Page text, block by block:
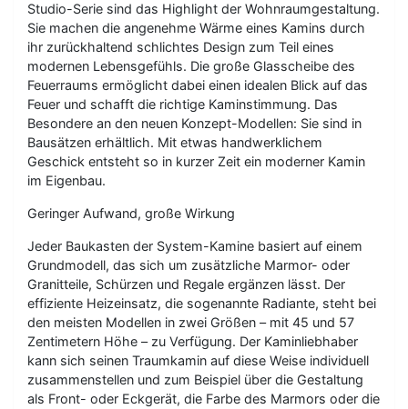
Studio-Serie sind das Highlight der Wohnraumgestaltung.
Sie machen die angenehme Wärme eines Kamins durch
ihr zurückhaltend schlichtes Design zum Teil eines
modernen Lebensgefühls. Die große Glasscheibe des
Feuerraums ermöglicht dabei einen idealen Blick auf das
Feuer und schafft die richtige Kaminstimmung. Das
Besondere an den neuen Konzept-Modellen: Sie sind in
Bausätzen erhältlich. Mit etwas handwerklichem
Geschick entsteht so in kurzer Zeit ein moderner Kamin
im Eigenbau.
Geringer Aufwand, große Wirkung
Jeder Baukasten der System-Kamine basiert auf einem
Grundmodell, das sich um zusätzliche Marmor- oder
Granitteile, Schürzen und Regale ergänzen lässt. Der
effiziente Heizeinsatz, die sogenannte Radiante, steht bei
den meisten Modellen in zwei Größen – mit 45 und 57
Zentimetern Höhe – zu Verfügung. Der Kaminliebhaber
kann sich seinen Traumkamin auf diese Weise individuell
zusammenstellen und zum Beispiel über die Gestaltung
als Front- oder Eckgerät, die Farbe des Marmors oder die